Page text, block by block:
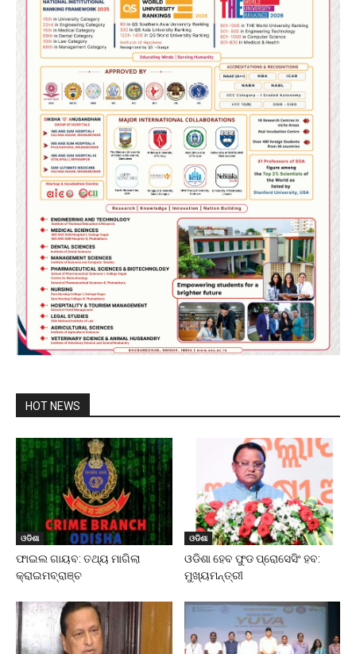
HOT NEWS
ଓଡିଶା
ଫାଇଲ ଗାୟବ: ତଥ୍ୟ ମାଗିଲା
କ୍ରାଇମବ୍ରାଞ୍ଚ
ଓଡିଶା
ଓଡିଶା ହେବ ଫୁଡ ପ୍ରୋସେସିଂ ହବ:
ମୁଖ୍ୟମନ୍ତ୍ରୀ